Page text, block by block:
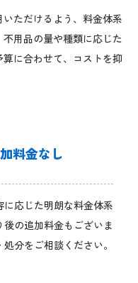
ただけるよう、料金体系
用品の量や種類に応じた
に合わせて、コストを抑
料金なし
応じた明朗な料金体系
の追加料金もございま
分をご相談ください。